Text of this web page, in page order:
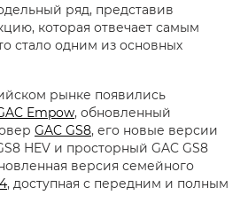
ряд, представив
которая отвечает самым
стало одним из основных
рынке появились
Empow, обновленный
GAC GS8, его новые версии
HEV и просторный GAC GS8
версия семейного
, доступная с передним и полным